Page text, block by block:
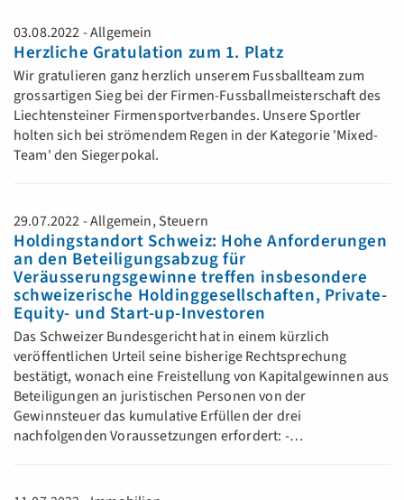
03.08.2022 - Allgemein
Herzliche Gratulation zum 1. Platz
Wir gratulieren ganz herzlich unserem Fussballteam zum
grossartigen Sieg bei der Firmen-Fussballmeisterschaft des
Liechtensteiner Firmensportverbandes. Unsere Sportler
holten sich bei strömendem Regen in der Kategorie 'Mixed-
Team' den Siegerpokal.
29.07.2022 - Allgemein, Steuern
Holdingstandort Schweiz: Hohe Anforderungen
an den Beteiligungsabzug für
Veräusserungsgewinne treffen insbesondere
schweizerische Holdinggesellschaften, Private-
Equity- und Start-up-Investoren
Das Schweizer Bundesgericht hat in einem kürzlich
veröffentlichen Urteil seine bisherige Rechtsprechung
bestätigt, wonach eine Freistellung von Kapitalgewinnen aus
Beteiligungen an juristischen Personen von der
Gewinnsteuer das kumulative Erfüllen der drei
nachfolgenden Voraussetzungen erfordert: -…